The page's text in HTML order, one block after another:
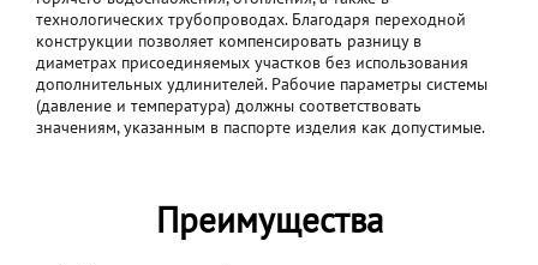
технологических трубопроводах. Благодаря переходной
конструкции позволяет компенсировать разницу в
диаметрах присоединяемых участков без использования
дополнительных удлинителей. Рабочие параметры системы
(давление и температура) должны соответствовать
значениям, указанным в паспорте изделия как допустимые.
Преимущества